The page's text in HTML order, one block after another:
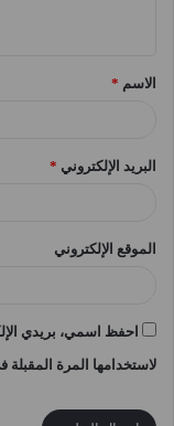
*الاسم *
البريد الإلكتروني *
الموقع الإلكتروني
احفظ اسمي، بريدي
لاستخدامها المرة المقبلة